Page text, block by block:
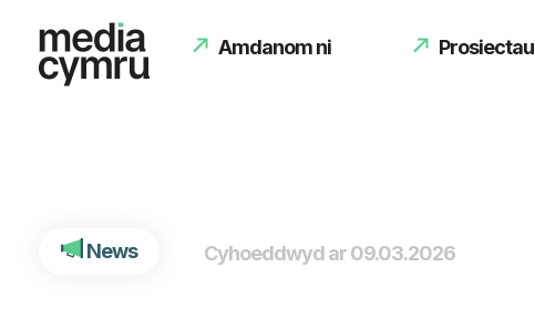
Amdanom ni Prosiectau
News Cyhoeddwyd ar 09.03.2026